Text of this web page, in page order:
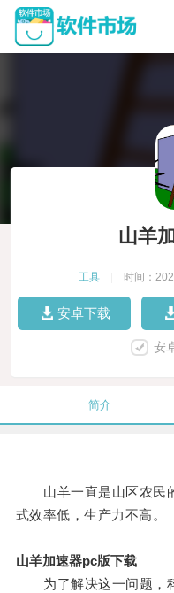
山羊
工具 时间：
安卓下载
安
简介
山羊一直是山区农民
式效率低，生产力不高。
山羊加速器pc版下载
为了解决这一问题，科